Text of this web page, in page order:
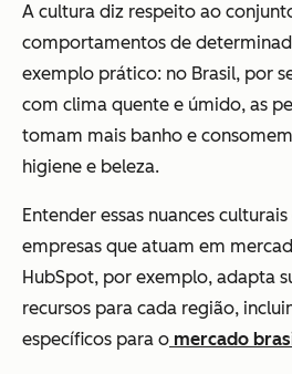
A cultura diz respeito ao
comportamentos de
exemplo prático: no Brasil, por
com clima quente e úmido, as
tomam mais banho e
higiene e beleza.
Entender essas nuances
empresas que atuam em
HubSpot, por exemplo, adapta
recursos para cada região,
específicos para o mercado